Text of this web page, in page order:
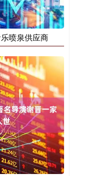
喷泉供应商